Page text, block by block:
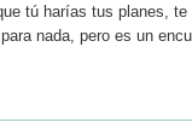
tú harías tus planes,
nada, pero es un